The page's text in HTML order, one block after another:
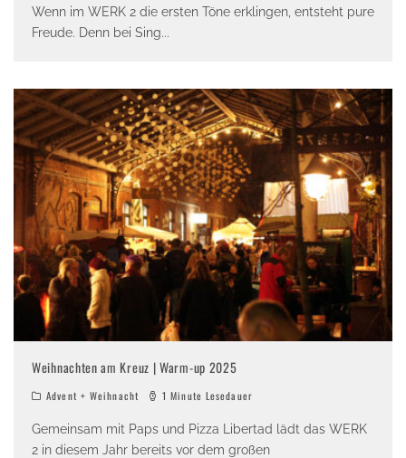
Wenn im WERK 2 die ersten Töne erklingen, entsteht pure
Freude. Denn bei Sing...
Weihnachten am Kreuz | Warm-up 2025
Advent + Weihnacht 1 Minute Lesedauer
Gemeinsam mit Paps und Pizza Libertad lädt das WERK
2 in diesem Jahr bereits vor dem großen